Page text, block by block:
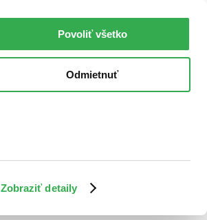
Zobraziť detaily
Povoliť všetko
Odmietnuť